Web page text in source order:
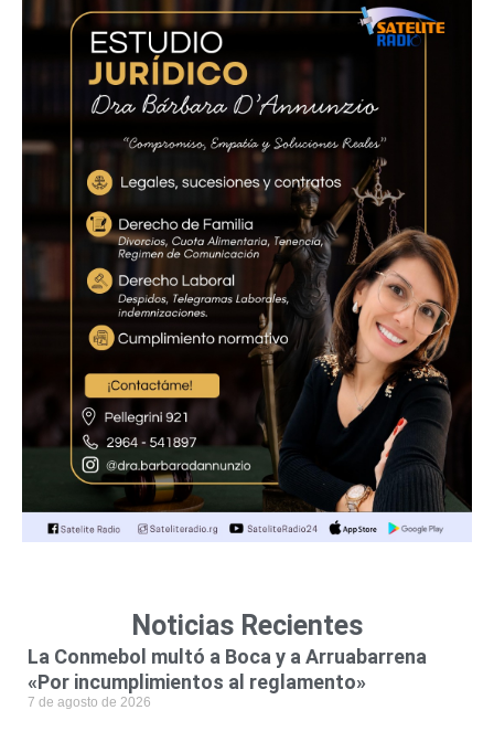
Noticias Recientes
La Conmebol multó a Boca y a Arruabarrena
«Por incumplimientos al reglamento»
7 de agosto de 2026